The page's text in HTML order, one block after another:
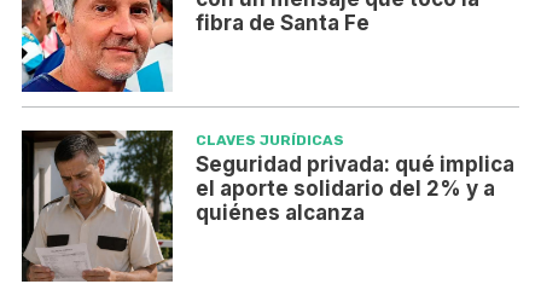
fibra de Santa Fe
CLAVES JURÍDICAS
Seguridad privada: qué implica
el aporte solidario del 2% y a
quiénes alcanza